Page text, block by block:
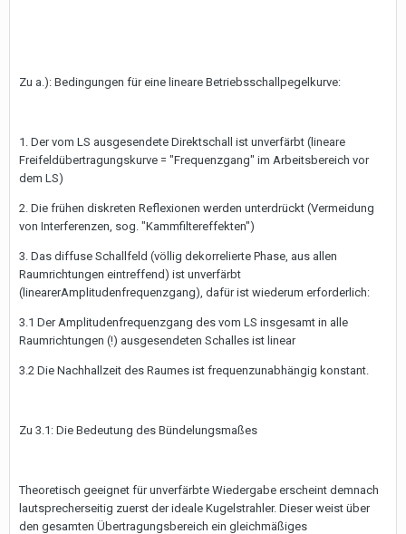
Zu a.): Bedingungen für eine lineare Betriebsschallpegelkurve:
1. Der vom LS ausgesendete Direktschall ist unverfärbt (lineare
Freifeldübertragungskurve = "Frequenzgang" im Arbeitsbereich vor
dem LS)
2. Die frühen diskreten Reflexionen werden unterdrückt (Vermeidung
von Interferenzen, sog. "Kammfiltereffekten")
3. Das diffuse Schallfeld (völlig dekorrelierte Phase, aus allen
Raumrichtungen eintreffend) ist unverfärbt
(linearerAmplitudenfrequenzgang), dafür ist wiederum erforderlich:
3.1 Der Amplitudenfrequenzgang des vom LS insgesamt in alle
Raumrichtungen (!) ausgesendeten Schalles ist linear
3.2 Die Nachhallzeit des Raumes ist frequenzunabhängig konstant.
Zu 3.1: Die Bedeutung des Bündelungsmaßes
Theoretisch geeignet für unverfärbte Wiedergabe erscheint demnach
lautsprecherseitig zuerst der ideale Kugelstrahler. Dieser weist über
den gesamten Übertragungsbereich ein gleichmäßiges